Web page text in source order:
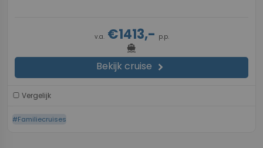
v.a.€1413,- p.p.
directions_boat
Bekijk cruise chevron_right
Vergelijk
#Familiecruises